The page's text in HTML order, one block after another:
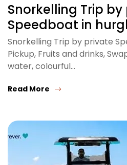
Snorkelling Trip
Speedboat in
Snorkelling Trip by private
Pickup, Fruits and drinks,
water, colourful…
Read More